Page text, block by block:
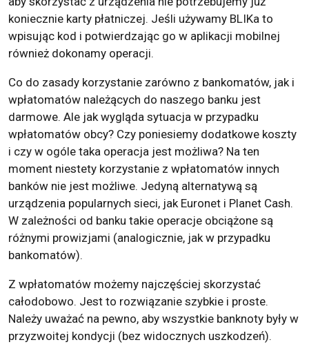
koniecznie karty płatniczej. Jeśli używamy BLIKa to
wpisując kod i potwierdzając go w aplikacji mobilnej
również dokonamy operacji.
Co do zasady korzystanie zarówno z bankomatów, jak i
wpłatomatów należących do naszego banku jest
darmowe. Ale jak wygląda sytuacja w przypadku
wpłatomatów obcy? Czy poniesiemy dodatkowe koszty
i czy w ogóle taka operacja jest możliwa? Na ten
moment niestety korzystanie z wpłatomatów innych
banków nie jest możliwe. Jedyną alternatywą są
urządzenia popularnych sieci, jak Euronet i Planet Cash.
W zależności od banku takie operacje obciążone są
różnymi prowizjami (analogicznie, jak w przypadku
bankomatów).
Z wpłatomatów możemy najczęściej skorzystać
całodobowo. Jest to rozwiązanie szybkie i proste.
Należy uważać na pewno, aby wszystkie banknoty były w
przyzwoitej kondycji (bez widocznych uszkodzeń).